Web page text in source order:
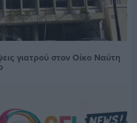
γιατρού στον Οίκο Ναύτη